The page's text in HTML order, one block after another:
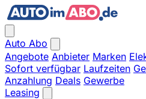
Auto Abo
Angebote Anbieter Marken
Sofort verfügbar Laufzeiten
Anzahlung Deals Gewerbe
Leasing